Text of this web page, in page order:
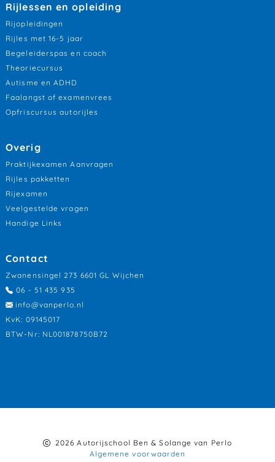
Rijlessen en opleiding
Rijopleidingen
Rijles met 16-5 jaar
Begeleiderspas en coach
Theoriecursus
Autisme en ADHD
Faalangst of examenvrees
Opfriscursus autorijles
Overig
Praktijkexamen Aanvragen
Rijles pakketten
Rijexamen
Veelgestelde vragen
Handige Links
Contact
Zwanensingel 273 6601 GL Wijchen
06 - 51 435 935
info@vanperlo.nl
KvK: 09145017
BTW-Nr: NL001878750B72
2026 Autorijschool Ben & Solange van Perlo
Algemene voorwaarden